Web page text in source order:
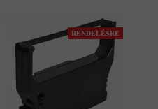
RENDELÉSRE